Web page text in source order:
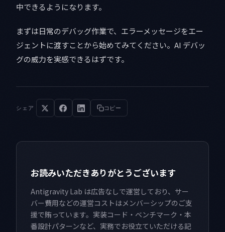
中できるようになります。
まずは日常のデバッグ作業で、エラーメッセージをエー
ジェントに渡すことから始めてみてください。AI デバッ
グの威力を実感できるはずです。
シェア コピー
お読みいただきありがとうございます
Antigravity Lab は広告なしで運営しており、サー
バー費用などの運営コストはメンバーシップのご支
援で賄っています。実装コード・ベンチマーク・本
番設計パターンなど、実務でお役立ていただける記